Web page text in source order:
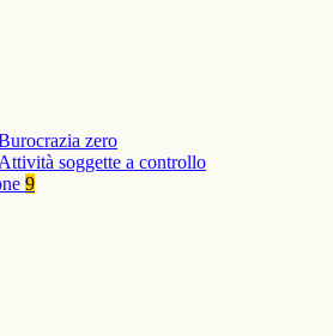
zero
Attività soggette a controllo
9